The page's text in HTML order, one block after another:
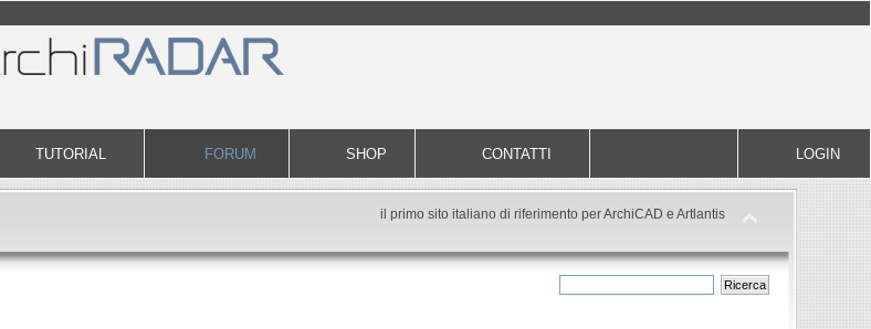
TUTORIAL FORUM SHOP CONTATTI LOGIN
il primo sito italiano di riferimento per ArchiCAD e Artlantis